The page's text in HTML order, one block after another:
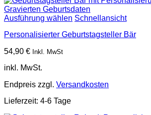
Ausführung wählen Schnellansicht
Personalisierter Geburtstagsteller Bär
54,90 € Inkl. MwSt
inkl. MwSt.
Endpreis zzgl. Versandkosten
Lieferzeit: 4-6 Tage